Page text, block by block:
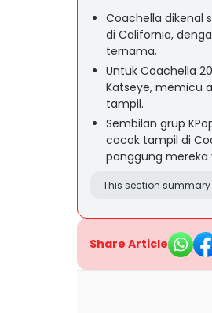
Coachella dikenal
di California,
ternama.
Untuk Coachella
Katseye, memicu
tampil.
Sembilan grup
cocok tampil di
panggung mereka
This section
Share Article